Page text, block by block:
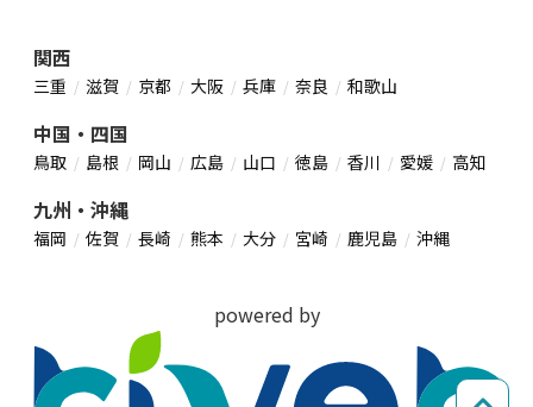
関西
三重 滋賀 京都 大阪 兵庫 奈良 和歌山
中国・四国
鳥取 島根 岡山 広島 山口 徳島 香川 愛媛 高知
九州・沖縄
福岡 佐賀 長崎 熊本 大分 宮崎 鹿児島 沖縄
powered by